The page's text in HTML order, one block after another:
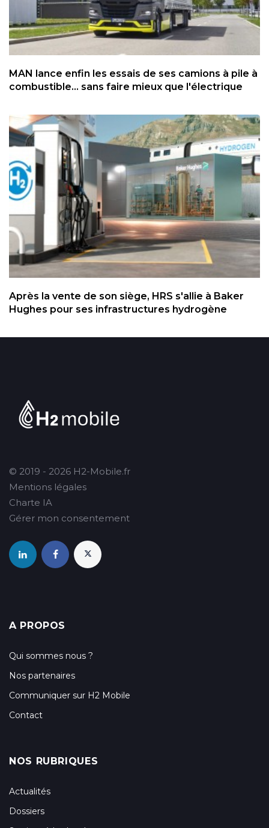
MAN lance enfin les essais de ses camions à pile à
combustible... sans faire mieux que l'électrique
Après la vente de son siège, HRS s'allie à Baker
Hughes pour ses infrastructures hydrogène
© 2019 - 2026 H2-Mobile.fr
Mentions légales
Charte IA
Gérer mon consentement
A PROPOS
Qui sommes nous ?
Nos partenaires
Communiquer sur H2 Mobile
Contact
NOS RUBRIQUES
Actualités
Dossiers